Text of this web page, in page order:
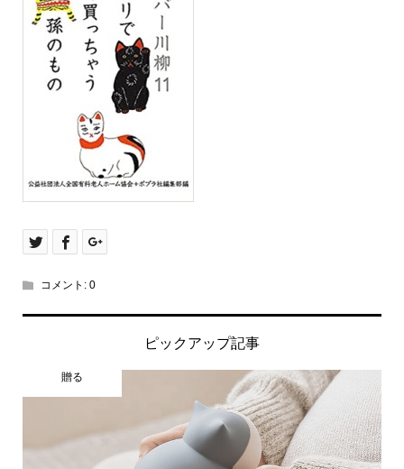
コメント: 0
ピックアップ記事
贈る